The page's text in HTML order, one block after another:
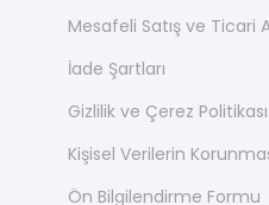
Mesafeli Satış ve Ticari
İade Şartları
Gizlilik ve Çerez Politikası
Kişisel Verilerin
Ön Bilgilendirme Formu